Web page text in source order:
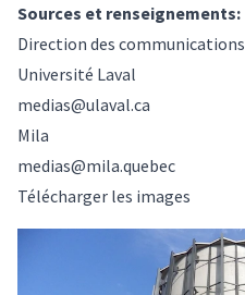
Sources et renseignements:
Direction des communications
Université Laval
medias@ulaval.ca
Mila
medias@mila.quebec
Télécharger les images